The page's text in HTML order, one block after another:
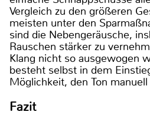
Vergleich zu den größeren
meisten unter den
sind die Nebengeräusche,
Rauschen stärker zu
Klang nicht so ausgewogen
besteht selbst in dem
Möglichkeit, den Ton
Fazit